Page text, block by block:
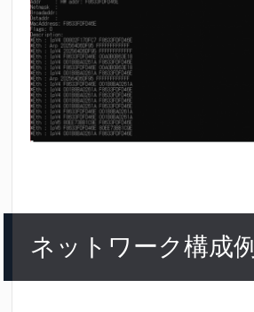
ネットワーク構成例